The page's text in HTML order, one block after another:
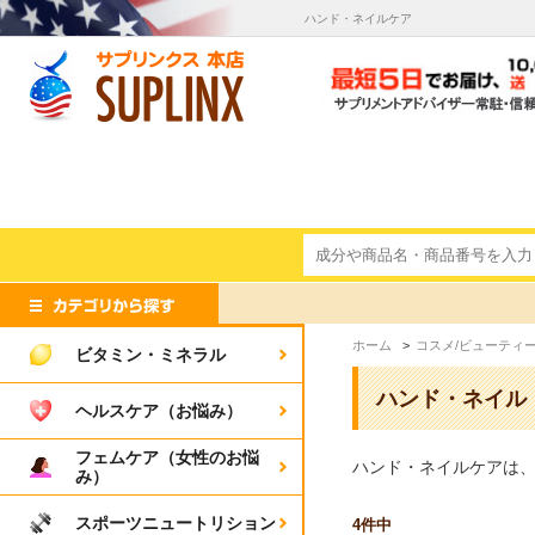
ハンド・ネイルケア
ホーム > コスメ/ビューティ
ハンド・ネイル
ハンド・ネイルケアは
4件中
ビタミン・ミネラル
ヘルスケア（お悩み）
フェムケア（女性のお悩
み）
スポーツニュートリション